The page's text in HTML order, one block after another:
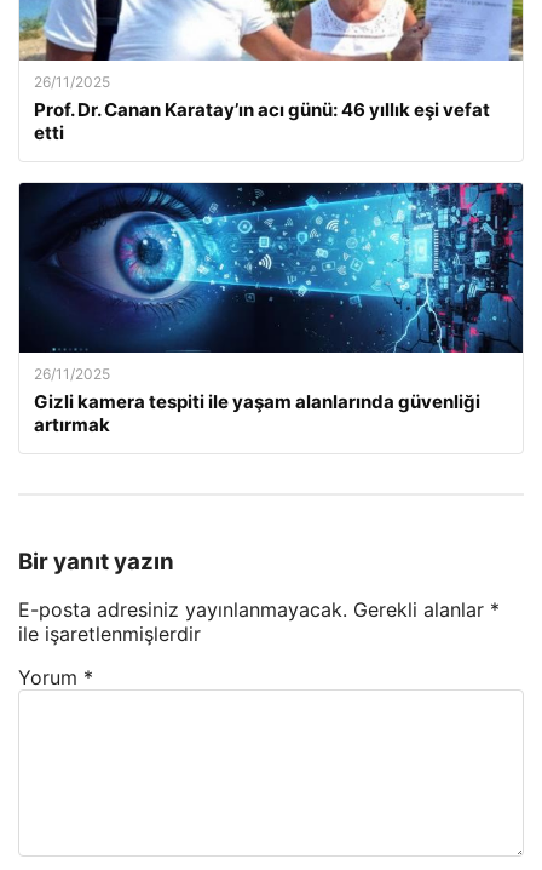
26/11/2025
Prof. Dr. Canan Karatay’ın acı günü: 46 yıllık eşi vefat
etti
26/11/2025
Gizli kamera tespiti ile yaşam alanlarında güvenliği
artırmak
Bir yanıt yazın
E-posta adresiniz yayınlanmayacak. Gerekli alanlar *
ile işaretlenmişlerdir
Yorum *